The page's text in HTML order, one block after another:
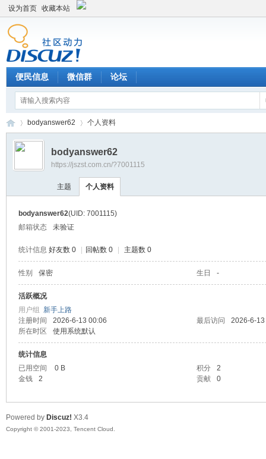
设为首页 收藏本站
便民信息 微信群 论坛
›
bodyanswer62 个人资料
bodyanswer62
https://jszst.com.cn/?7001115
主题 个人资料
bodyanswer62(UID: 7001115)
邮箱状态
未验证
统计信息 好友数 0 回帖数 0 主题数 0
性别 保密 生日 -
活跃概况
用户组 新手上路
注册时间
2026-6-13 00:06 最后访问
2026-6-
所在时区
使用系统默认
统计信息
已用空间
0 B 积分
2
金钱
2 贡献 0
Powered by Discuz! X3.4
Copyright © 2001-2023, Tencent Cloud.